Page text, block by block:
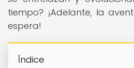
tiempo? ¡Adelante, la
espera!
Índice